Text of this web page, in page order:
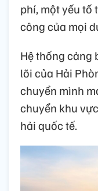
phí, một yếu tố
công của mọi
Hệ thống cảng
lõi của Hải
chuyển mình
chuyển khu
hải quốc tế.